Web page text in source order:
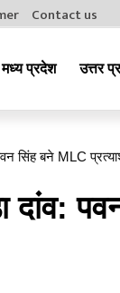
Contact us
मध्य प्रदेश उत्तर
सिंह बने MLC
दांव: